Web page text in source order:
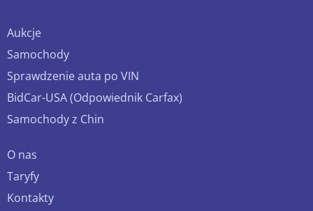
Aukcje
Samochody
Sprawdzenie auta po VIN
BidCar-USA (Odpowiednik Carfax)
Samochody z Chin
O nas
Taryfy
Kontakty